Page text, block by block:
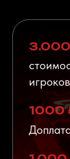
Подарите
подарочные